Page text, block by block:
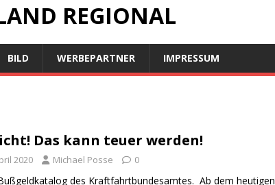
REGIONAL
BILD WERBEPARTNER IMPRESSUM
Das kann teuer werden!
2020 Michael Posse 0
des Kraftfahrtbundesamtes. Ab dem heutigen